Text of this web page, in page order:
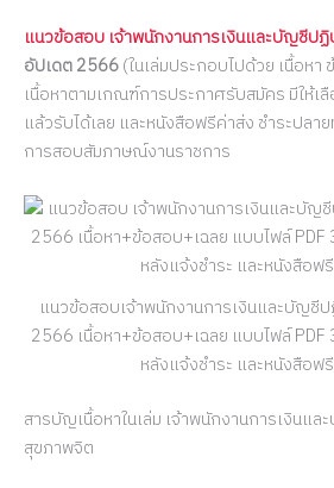
แนวข้อสอบ เจ้าพนักงานการเงินและบัญชีป
อัปเดต 2566(ในเล่มประกอบไปด้วย เนื้อหา
เนื้อหาตามเกณฑ์การประกาศรับสมัคร มีให้เ
แล้วรับได้เลย และหนังสือฟรีค่าส่ง ชำระปลา
การสอบสัมภาษณ์งานราชการ
แนวข้อสอบเจ้าพนักงานการเงินและบัญชี
2566 เนื้อหา+ข้อสอบ+เฉลย แบบไฟล์ PDF
หลังแจ้งชำระ และหนังสือฟ
สารบัญเนื้อหาในเล่ม เจ้าพนักงานการเงินแ
สุขภาพจิต